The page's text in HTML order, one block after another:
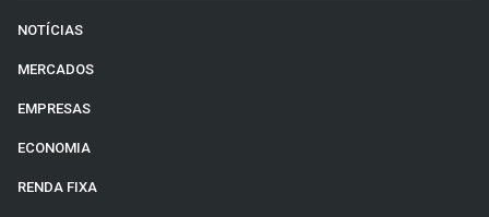
NOTÍCIAS
MERCADOS
EMPRESAS
ECONOMIA
RENDA FIXA